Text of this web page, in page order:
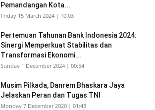
Pemandangan Kota...
Friday 15 March 2024 | 10:03
Pertemuan Tahunan Bank Indonesia 2024:
Sinergi Memperkuat Stabilitas dan
Transformasi Ekonomi...
Sunday 1 December 2024 | 00:54
Musim Pilkada, Danrem Bhaskara Jaya
Jelaskan Peran dan Tugas TNI
Monday 7 December 2020 | 01:43